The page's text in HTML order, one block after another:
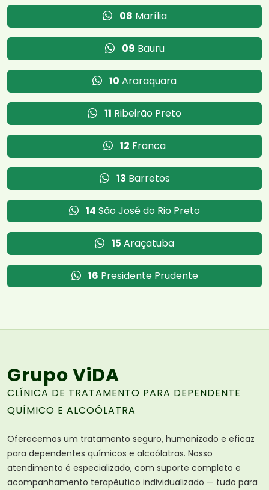
08 Marília
09 Bauru
10 Araraquara
11 Ribeirão Preto
12 Franca
13 Barretos
14 São José do Rio Preto
15 Araçatuba
16 Presidente Prudente
Grupo ViDA
CLÍNICA DE TRATAMENTO PARA DEPENDENTE
QUÍMICO E ALCOÓLATRA
Oferecemos um tratamento seguro, humanizado e eficaz
para dependentes químicos e alcoólatras. Nosso
atendimento é especializado, com suporte completo e
acompanhamento terapêutico individualizado — tudo para